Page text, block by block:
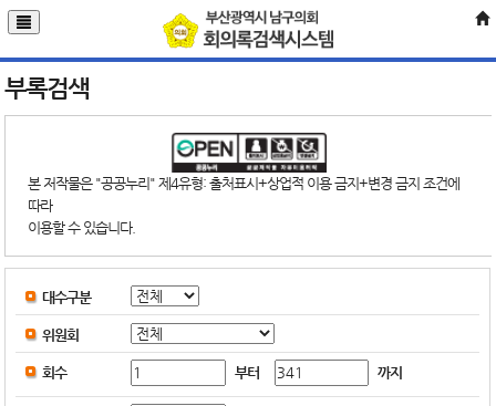
부록검색
본 저작물은 "공공누리" 제4유형: 출처표시+상업적 이용 금지+변경 금지 조건에
따라
이용할 수 있습니다.
대수구분
위원회
회수 부터 까지